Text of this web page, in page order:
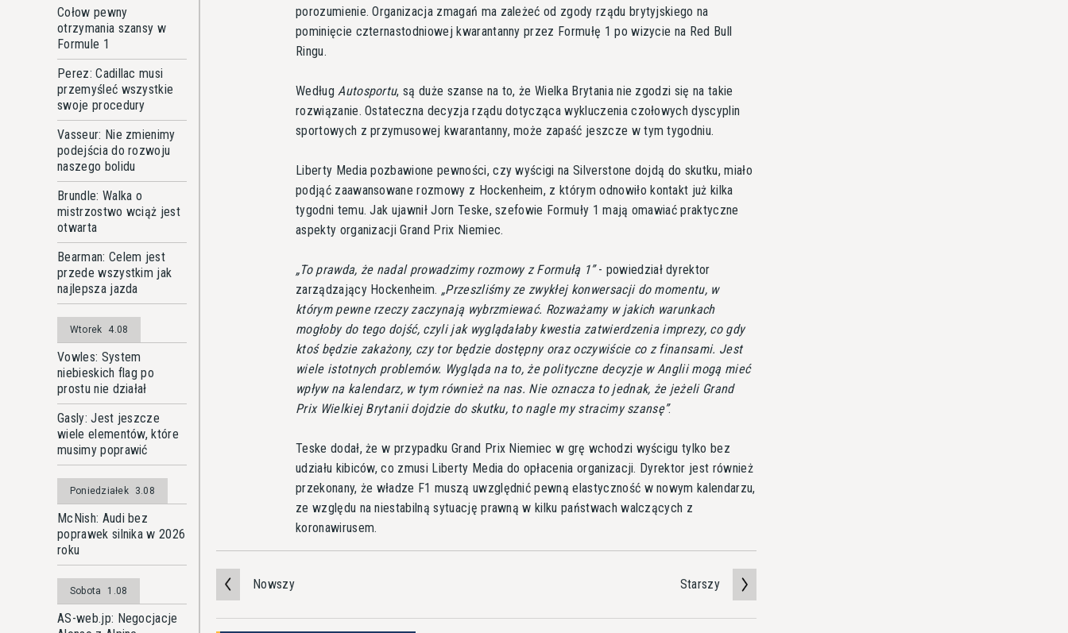
Cołow pewny
otrzymania szansy w
Formule 1
Perez: Cadillac musi
przemyśleć wszystkie
swoje procedury
Vasseur: Nie zmienimy
podejścia do rozwoju
naszego bolidu
Brundle: Walka o
mistrzostwo wciąż jest
otwarta
Bearman: Celem jest
przede wszystkim jak
najlepsza jazda
Wtorek 4.08
Vowles: System
niebieskich flag po
prostu nie działał
Gasly: Jest jeszcze
wiele elementów, które
musimy poprawić
Poniedziałek 3.08
McNish: Audi bez
poprawek silnika w 2026
roku
Sobota 1.08
AS-web.jp: Negocjacje
porozumienie. Organizacja zmagań ma zależeć od zgody rządu brytyjskiego na
pominięcie czternastodniowej kwarantanny przez Formułę 1 po wizycie na Red Bull
Ringu.
Według Autosportu, są duże szanse na to, że Wielka Brytania nie zgodzi się na takie
rozwiązanie. Ostateczna decyzja rządu dotycząca wykluczenia czołowych dyscyplin
sportowych z przymusowej kwarantanny, może zapaść jeszcze w tym tygodniu.
Liberty Media pozbawione pewności, czy wyścigi na Silverstone dojdą do skutku, miało
podjąć zaawansowane rozmowy z Hockenheim, z którym odnowiło kontakt już kilka
tygodni temu. Jak ujawnił Jorn Teske, szefowie Formuły 1 mają omawiać praktyczne
aspekty organizacji Grand Prix Niemiec.
To prawda, że nadal prowadzimy rozmowy z Formułą 1 - powiedział dyrektor
zarządzający Hockenheim.
Przeszliśmy ze zwykłej konwersacji do momentu, w
którym pewne rzeczy zaczynają wybrzmiewać. Rozważamy w jakich warunkach
mogłoby do tego dojść, czyli jak wyglądałaby kwestia zatwierdzenia imprezy, co gdy
ktoś będzie zakażony, czy tor będzie dostępny oraz oczywiście co z finansami. Jest
wiele istotnych problemów. Wygląda na to, że polityczne decyzje w Anglii mogą mieć
wpływ na kalendarz, w tym również na nas. Nie oznacza to jednak, że jeżeli Grand
Prix Wielkiej Brytanii dojdzie do skutku, to nagle my stracimy szansę .
Teske dodał, że w przypadku Grand Prix Niemiec w grę wchodzi wyścigu tylko bez
udziału kibiców, co zmusi Liberty Media do opłacenia organizacji. Dyrektor jest również
przekonany, że władze F1 muszą uwzględnić pewną elastyczność w nowym kalendarzu,
ze względu na niestabilną sytuację prawną w kilku państwach walczących z
koronawirusem.
Nowszy Starszy